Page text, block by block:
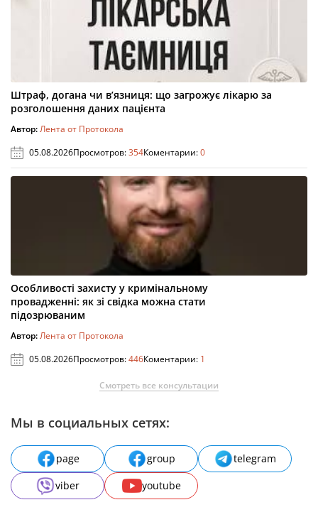
Штраф, догана чи в’язниця: що загрожує лікарю за
розголошення даних пацієнта
Автор:Лента от Протокола
05.08.2026Просмотров:354Коментарии:0
Особливості захисту у кримінальному
провадженні: як зі свідка можна стати
підозрюваним
Автор:Лента от Протокола
05.08.2026Просмотров:446Коментарии: 1
Смотреть все консультации
Мы в социальных сетях:
page group
telegram
viber
youtube